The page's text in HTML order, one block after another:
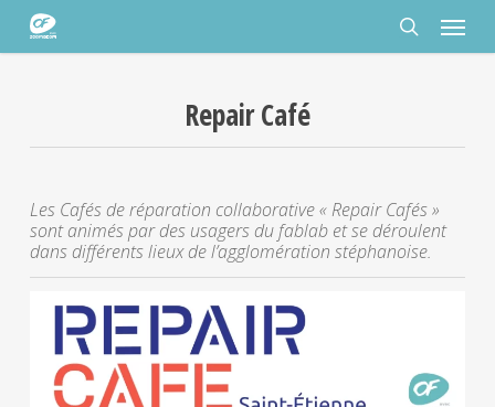
Panneau de gestion des cookies
Passer
contenu
rechercher
Menu
Repair Café
Les Cafés de réparation collaborative « Repair Cafés »
sont animés par des usagers du fablab et se déroulent
dans différents lieux de l’agglomération stéphanoise.